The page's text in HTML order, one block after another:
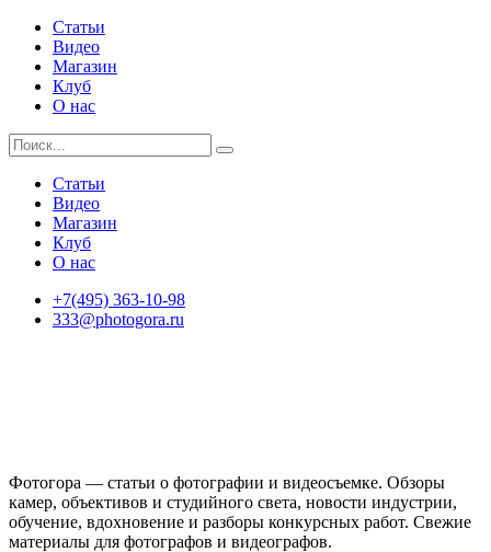
Статьи
Видео
Магазин
Клуб
О нас
Статьи
Видео
Магазин
Клуб
О нас
+7(495) 363-10-98
333@photogora.ru
Фотогора — статьи о фотографии и видеосъемке. Обзоры
камер, объективов и студийного света, новости индустрии,
обучение, вдохновение и разборы конкурсных работ. Свежие
материалы для фотографов и видеографов.